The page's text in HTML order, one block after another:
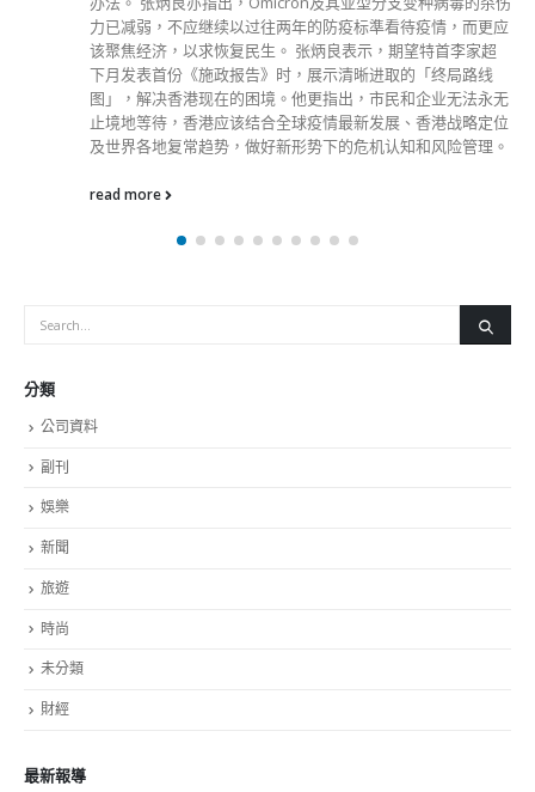
力已减弱，不应继续以过往两年的防疫标準看待疫情，而更应
该聚焦经济，以求恢复民生。 张炳良表示，期望特首李家超
下月发表首份《施政报告》时，展示清晰进取的「终局路线
图」，解决香港现在的困境。他更指出，市民和企业无法永无
止境地等待，香港应该结合全球疫情最新发展、香港战略定位
及世界各地复常趋势，做好新形势下的危机认知和风险管理。
read more
分類
公司資料
副刊
娛樂
新聞
旅遊
時尚
未分類
財經
最新報導